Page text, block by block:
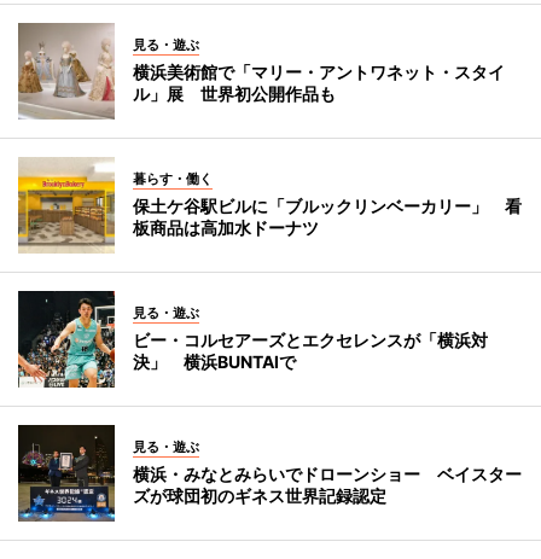
見る・遊ぶ
横浜美術館で「マリー・アントワネット・スタイ
ル」展 世界初公開作品も
暮らす・働く
保土ケ谷駅ビルに「ブルックリンベーカリー」 看
板商品は高加水ドーナツ
見る・遊ぶ
ビー・コルセアーズとエクセレンスが「横浜対
決」 横浜BUNTAIで
見る・遊ぶ
横浜・みなとみらいでドローンショー ベイスター
ズが球団初のギネス世界記録認定